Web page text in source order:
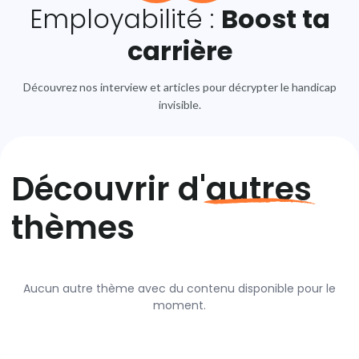
Employabilité : Boost ta
carrière
Découvrez nos interview et articles pour décrypter le handicap
invisible.
Découvrir d'autres
thèmes
Aucun autre thème avec du contenu disponible pour le
moment.